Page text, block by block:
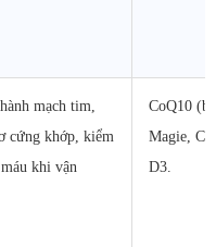
mạch tim,
cứng khớp, kiểm
khi vận
CoQ10
Magie,
D3.